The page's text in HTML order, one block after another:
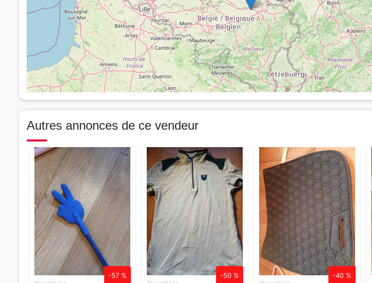
Autres annonces de ce vendeur
-57 %
-50 %
-40 %